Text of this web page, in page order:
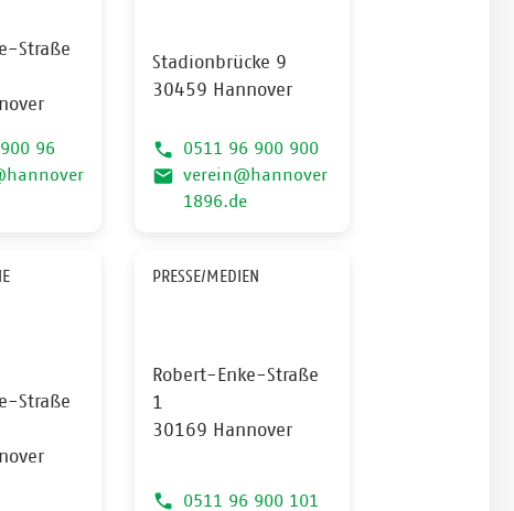
Straße
96
Stadionbrücke 9
30459 Hannover
0511 96 900 900
verein@hannover
1896.de
Straße
PRESSE/MEDIEN
Robert-Enke-Straße
1
30169 Hannover
0511 96 900 101